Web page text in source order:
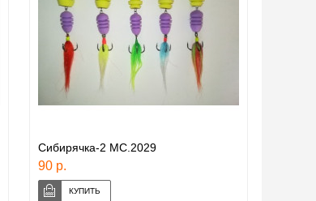
Сибирячка-2 МС.2029
90 р.